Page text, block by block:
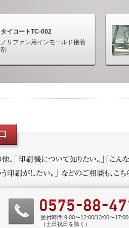
タイコートTC-002
ノリファン用インモールド接着
剤
受付時間 9:00〜12:00/13:00〜17:00
（土日祝日を除く）